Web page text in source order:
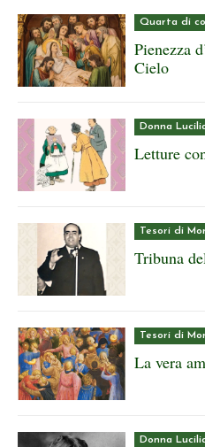
Quarta di
Pienezza
Cielo
Donna
Letture
Tesori di
Tribuna
Tesori di
La vera
Donna